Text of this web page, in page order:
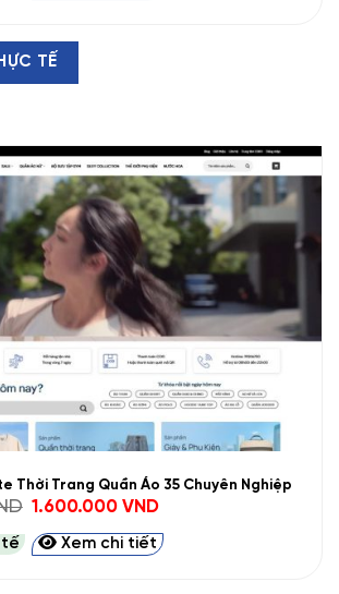
TẾ
Thời Trang Quần Áo 35 Chuyên Nghiệp
Giá
là:
2.200.000 VND.
1.600.000VNDGiá
tại
là:
Xem chi tiết